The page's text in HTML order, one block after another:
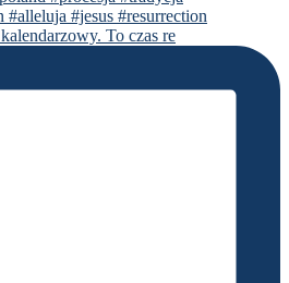
To czas re